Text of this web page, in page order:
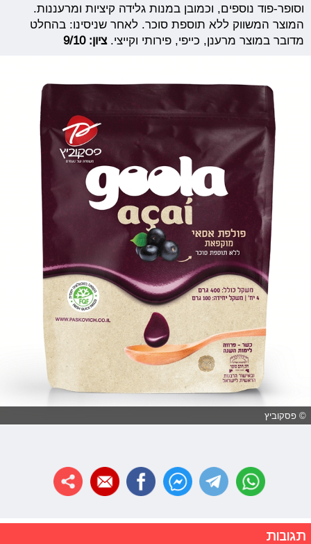
וסופר-פוד נוספים, וכמובן במנות גלידה קיציות ומרעננות.
המוצר המשווק ללא תוספת סוכר. לאחר שניסינו: בהחלט
מדובר במוצר מרענן, כייפי, פירותי וקייצי. ציון: 9/10
© פסקוביץ
תגובות